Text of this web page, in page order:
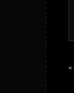
«